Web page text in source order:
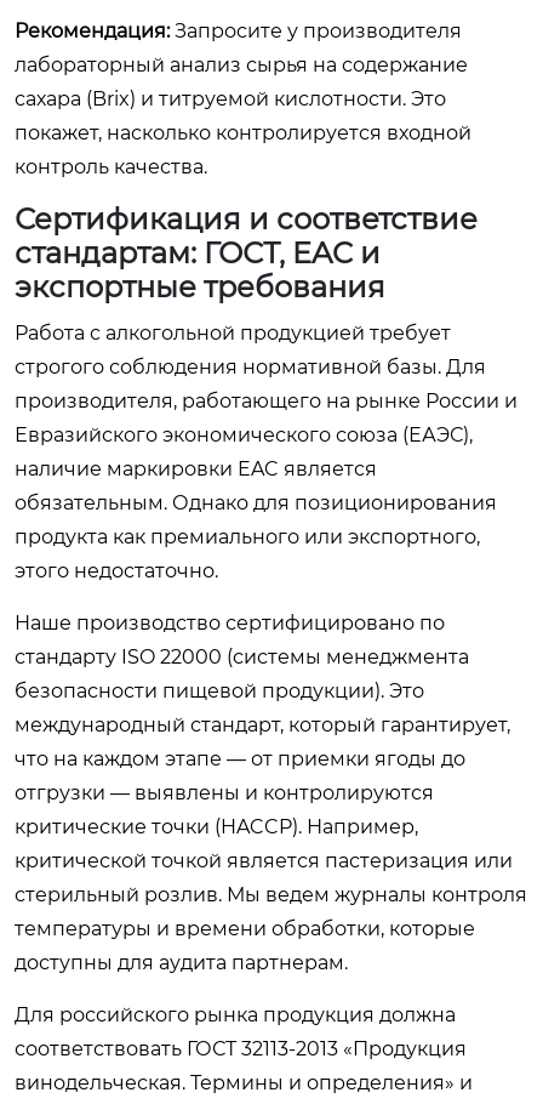
Рекомендация:Запросите у производителя
лабораторный анализ сырья на содержание
сахара (Brix) и титруемой кислотности. Это
покажет, насколько контролируется входной
контроль качества.
Сертификация и соответствие
стандартам: ГОСТ, EAC и
экспортные требования
Работа с алкогольной продукцией требует
строгого соблюдения нормативной базы. Для
производителя, работающего на рынке России и
Евразийского экономического союза (ЕАЭС),
наличие маркировки EAC является
обязательным. Однако для позиционирования
продукта как премиального или экспортного,
этого недостаточно.
Наше производство сертифицировано по
стандарту ISO 22000 (системы менеджмента
безопасности пищевой продукции). Это
международный стандарт, который гарантирует,
что на каждом этапе — от приемки ягоды до
отгрузки — выявлены и контролируются
критические точки (HACCP). Например,
критической точкой является пастеризация или
стерильный розлив. Мы ведем журналы контроля
температуры и времени обработки, которые
доступны для аудита партнерам.
Для российского рынка продукция должна
соответствовать ГОСТ 32113-2013 «Продукция
винодельческая. Термины и определения» и